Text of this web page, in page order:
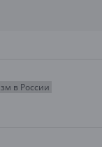
в России